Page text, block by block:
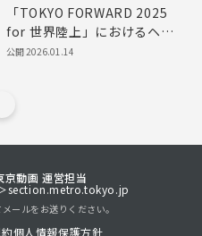
「TOKYO FORWARD 2025
for 世界陸上」におけるヘブ
ンアーティスト公演
公開2026.01.14
京動画 運営担当
section.metro.tokyo.jp
ールをお送りください。
個人情報保護方針